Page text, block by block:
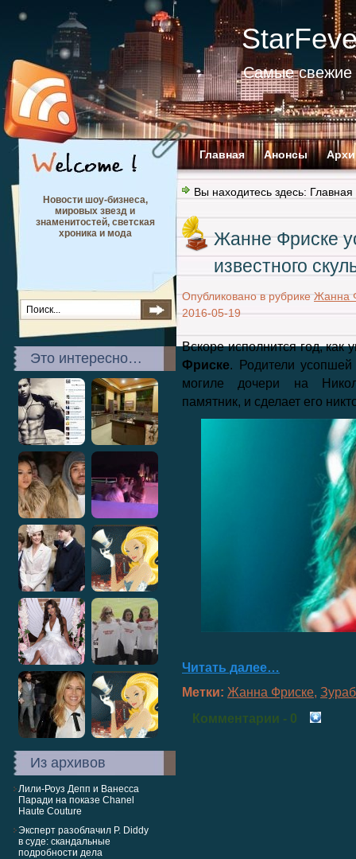
Самые свежие
Главная Анонсы
Новости шоу-бизнеса,
мировых звезд и
знаменитостей, светская
хроника и мода
Это интересно…
Из архивов
Лили-Роуз Депп и Ванесса
Паради на показе Chanel
Haute Couture
Эксперт разоблачил P. Diddy
в суде: скандальные
подробности дела
Вы находитесь здесь: Главная
Жанне Фриске
известного
Опубликовано в рубрике Жанна
2016-05-19
Вскоре исполнится год, как
Фриске. Родители
могиле дочери на
памятник, и сделает его
Читать далее…
Метки: Жанна Фриске,
Комментарии - 0